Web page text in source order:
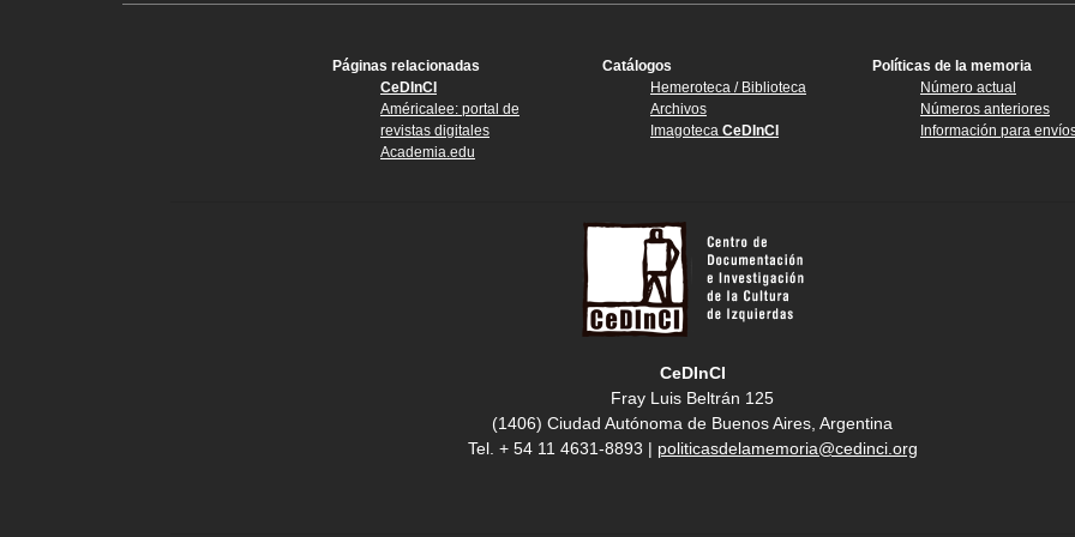
Páginas relacionadas
CeDInCI
Américalee: portal de
revistas digitales
Academia.edu
Catálogos
Hemeroteca / Biblioteca
Archivos
Imagoteca CeDInCI
Políticas de la memoria
Número actual
Números anteriores
Información para
CeDInCI
Fray Luis Beltrán 125
(1406) Ciudad Autónoma de Buenos Aires, Argentina
Tel. + 54 11 4631-8893 | politicasdelamemoria@cedinci.org